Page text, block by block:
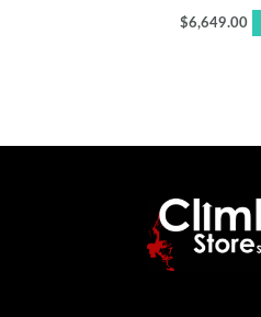
$6,649.00